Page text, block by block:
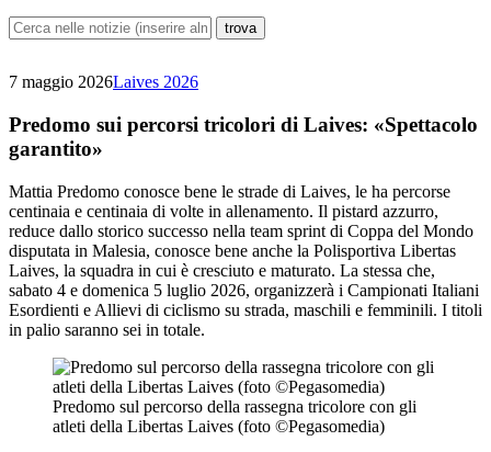
7 maggio 2026Laives 2026
Predomo sui percorsi tricolori di Laives: «Spettacolo
garantito»
Mattia Predomo conosce bene le strade di Laives, le ha percorse
centinaia e centinaia di volte in allenamento. Il pistard azzurro,
reduce dallo storico successo nella team sprint di Coppa del Mondo
disputata in Malesia, conosce bene anche la Polisportiva Libertas
Laives, la squadra in cui è cresciuto e maturato. La stessa che,
sabato 4 e domenica 5 luglio 2026, organizzerà i Campionati Italiani
Esordienti e Allievi di ciclismo su strada, maschili e femminili. I titoli
in palio saranno sei in totale.
Predomo sul percorso della rassegna tricolore con gli
atleti della Libertas Laives (foto ©Pegasomedia)